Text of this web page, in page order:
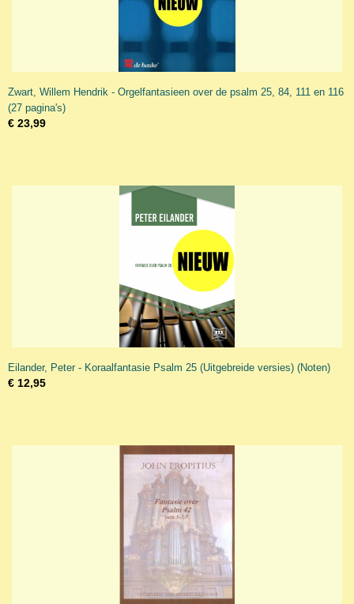
Zwart, Willem Hendrik - Orgelfantasieen over de psalm 25, 84, 111 en 116
(27 pagina's)
€ 23,99
Eilander, Peter - Koraalfantasie Psalm 25 (Uitgebreide versies) (Noten)
€ 12,95